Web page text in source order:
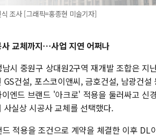
조사 [그래픽=홍종현 미술기자]
교체까지…사업 지연 어쩌나
시 중원구 상대원2구역 재개발 조합은 지
건설, 포스코이앤씨, 금호건설, 남광건
엔드 브랜드 '아크로' 적용을 둘러싸고 신
실상 시공사 교체를 선택했다.
적용을 조건으로 계약을 체결한 이후 DL